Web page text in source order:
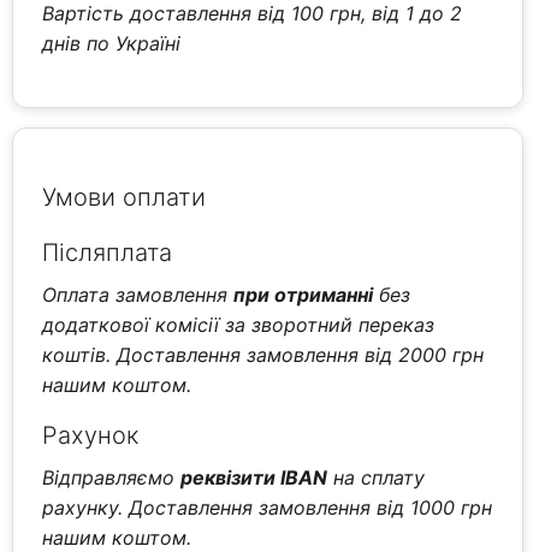
Вартість доставлення від 100 грн, від 1 до 2
днів по Україні
Умови оплати
Післяплата
Оплата замовленняпри отриманнібез
додаткової комісії за зворотний переказ
коштів. Доставлення замовлення від 2000 грн
нашим коштом.
Рахунок
Відправляємореквізити IBAN на сплату
рахунку. Доставлення замовлення від 1000 грн
нашим коштом.